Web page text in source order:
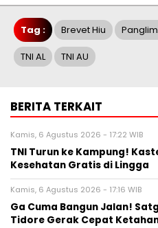
Tag : Brevet Hiu
TNI AL TNI AU
BERITA TERKAIT
Kamis, 6 Agustus 2026 - 17:22 WIB
TNI Turun ke Kampung!
Kesehatan Gratis di Lingga
Kamis, 6 Agustus 2026 - 17:16 WIB
Ga Cuma Bangun Jalan!
Tidore Gerak Cepat